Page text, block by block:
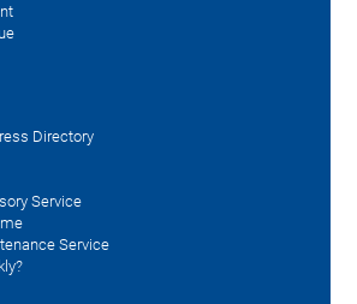
Directory
Service
Service